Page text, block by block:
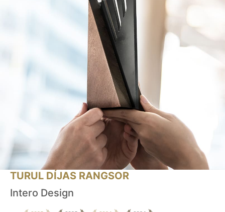
TURUL DÍJAS RANGSOR
Intero Design